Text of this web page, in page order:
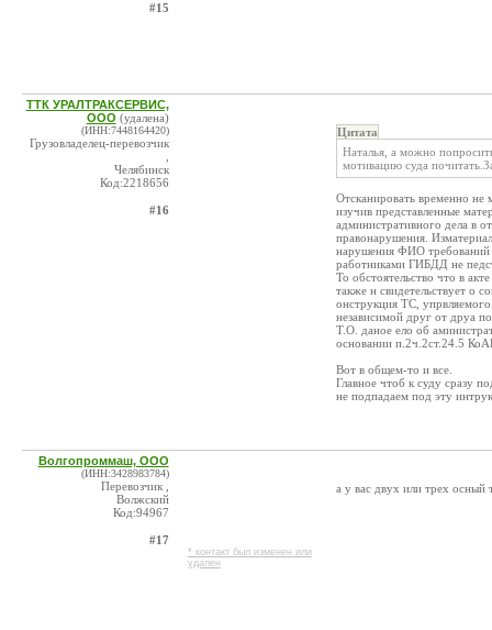
#15
ТТК УРАЛТРАКСЕРВИС,
ООО (удалена)
(ИНН:7448164420)
Грузовладелец-перевозчик
Челябинск
Код:2218656
#16
Цитата
Наталья, а можно
мотивацию суда
Отсканировать временно не
изучив представленные
административного дела в
правонарушения.
нарушения ФИО требований
работниками ГИБДД не
То обстоятельство что в
также н свидетельствует о
онструкция ТС,
независимой друг от друа
Т.О. даное ело об
основании п.2ч.2ст.24.5
Вот в общем-то и все.
Главное чтоб к суду сразу
не подпадаем под эту
Волгопроммаш, ООО
(ИНН:3428983784)
Перевозчик ,
Волжский
Код:94967
#17
* контакт был изменен или
удален
а у вас двух или трех осный